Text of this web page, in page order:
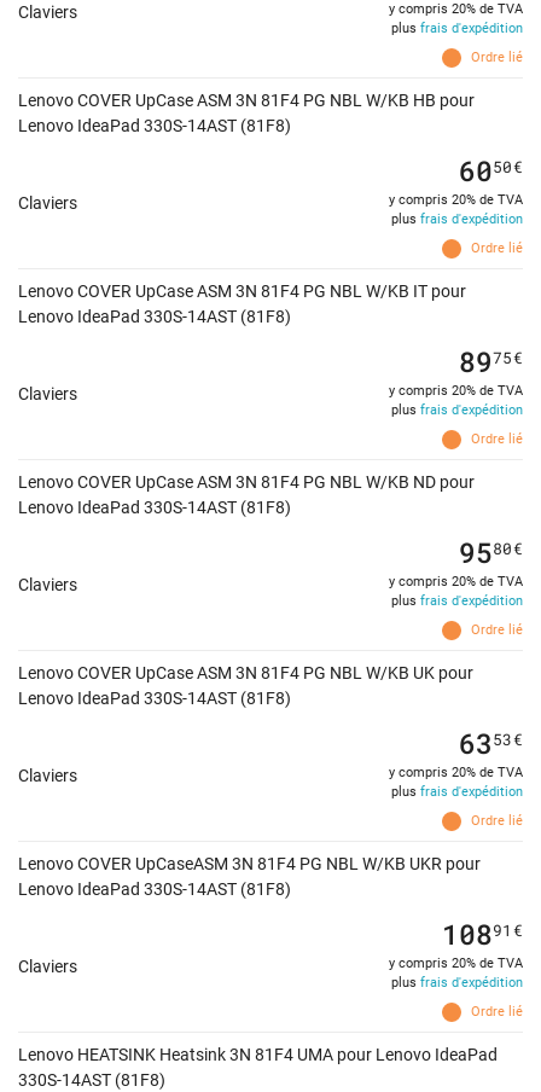
Claviers
Ordre lié
y compris 20% de TVA
plus frais d'expédition
Lenovo COVER UpCase ASM 3N 81F4 PG NBL W/KB HB pour
Lenovo IdeaPad 330S-14AST (81F8)
Claviers
Ordre lié
6050€
y compris 20% de TVA
plus frais d'expédition
Lenovo COVER UpCase ASM 3N 81F4 PG NBL W/KB IT pour
Lenovo IdeaPad 330S-14AST (81F8)
Claviers
Ordre lié
8975€
y compris 20% de TVA
plus frais d'expédition
Lenovo COVER UpCase ASM 3N 81F4 PG NBL W/KB ND pour
Lenovo IdeaPad 330S-14AST (81F8)
Claviers
Ordre lié
9580€
y compris 20% de TVA
plus frais d'expédition
Lenovo COVER UpCase ASM 3N 81F4 PG NBL W/KB UK pour
Lenovo IdeaPad 330S-14AST (81F8)
Claviers
Ordre lié
6353€
y compris 20% de TVA
plus frais d'expédition
Lenovo COVER UpCaseASM 3N 81F4 PG NBL W/KB UKR pour
Lenovo IdeaPad 330S-14AST (81F8)
Claviers
Ordre lié
10891 €
y compris 20% de TVA
plus frais d'expédition
Lenovo HEATSINK Heatsink 3N 81F4 UMA pour Lenovo IdeaPad
330S-14AST (81F8)